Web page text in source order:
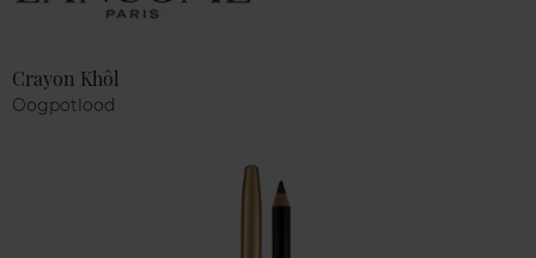
Crayon Khôl
Oogpotlood